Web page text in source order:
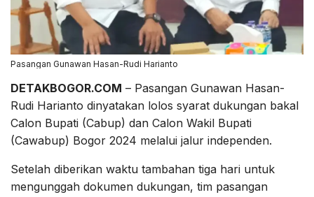
Pasangan Gunawan Hasan-Rudi Harianto
DETAKBOGOR.COM – Pasangan Gunawan Hasan-
Rudi Harianto dinyatakan lolos syarat dukungan bakal
Calon Bupati (Cabup) dan Calon Wakil Bupati
(Cawabup) Bogor 2024 melalui jalur independen.
Setelah diberikan waktu tambahan tiga hari untuk
mengunggah dokumen dukungan, tim pasangan